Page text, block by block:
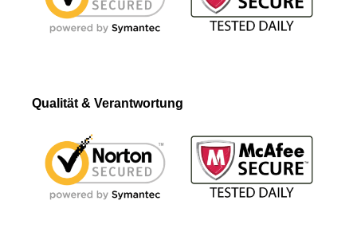
Qualität & Verantwortung